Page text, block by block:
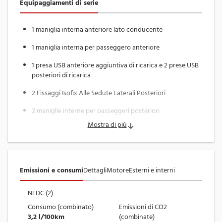
maggiore anzianità.
Entrambe prevedono:
• Assistenza su tutto il territorio italiano
elettrica
• Supporto tecnico dedicato
- CONDIZIONI DEL VEICOLO
La vettura si presenta in:
• Ottime condizioni meccaniche, verificata con diagnosi
ufficiali
• Abitacolo igienizzato e sanificato prima della consegna
- SERVIZI FINANZIARI
Equipaggiamenti di serie
1 maniglia interna anteriore lato conducente
1 maniglia interna per passeggero anteriore
1 presa USB anteriore aggiuntiva di ricarica e 2 prese USB
posteriori di ricarica
2 Fissaggi Isofix Alle Sedute Laterali Posteriori
2 maniglie interne per passeggeri posteriori
3 Appoggiatesta Posteriori
AIRBAG PASSEGGERO (con comando di disattivazione)
Accensione Automatica Delle Luci Di Emergenza In Caso
Di Forte Decelerazione
Mostra di più
Emissioni e consumiDettagliMotoreEsterni e interni
NEDC (2)
Consumo (combinato)
3,2 l/100km
Emissioni di CO2
(combinate)